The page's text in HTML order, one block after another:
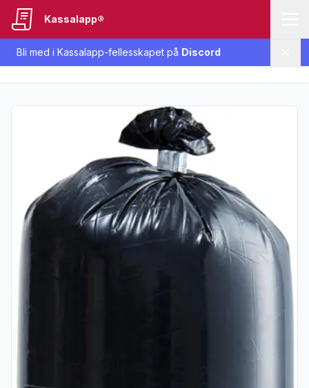
Bli med i Kassalapp-fellesskapet på Discord
Kassalapp®